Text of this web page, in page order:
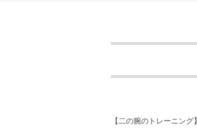
【二の腕のトレーニング】